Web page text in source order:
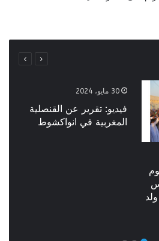
30 مايو، 2024
فيديو: تقرير عن القنصلية
المغربية في انواكشوط